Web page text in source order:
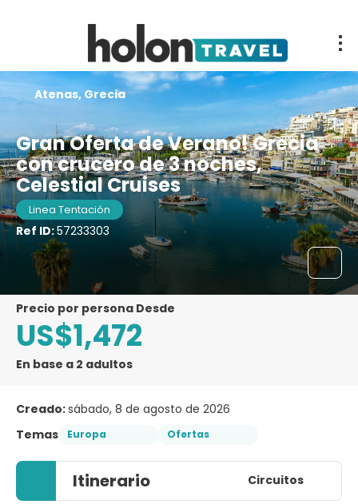
Gran Oferta de Verano! Grecia
con crucero de 3 noches,
Celestial Cruises
Linea Tentación
Ref ID:57233303
Atenas, Grecia
precio por persona Desde
US$1,472
En base a 2 adultos
Creado:sábado, 8 de agosto de 2026
Temas
Europa Ofertas
Itinerario Circuitos